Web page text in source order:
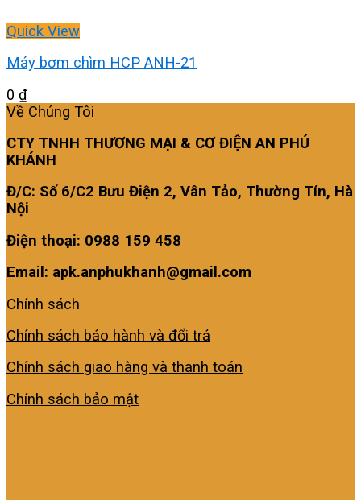
Quick View
Máy bơm chìm HCP ANH-21
0 ₫
Về Chúng Tôi
CTY TNHH THƯƠNG MẠI & CƠ ĐIỆN AN PHÚ
KHÁNH
Đ/C: Số 6/C2 Bưu Điện 2, Vân Tảo, Thường Tín, Hà
Nội
Điện thoại: 0988 159 458
Email: apk.anphukhanh@gmail.com
Chính sách
Chính sách bảo hành và đổi trả
Chính sách giao hàng và thanh toán
Chính sách bảo mật